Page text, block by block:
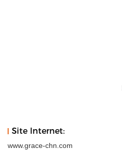
Site Internet:
www.grace-chn.com